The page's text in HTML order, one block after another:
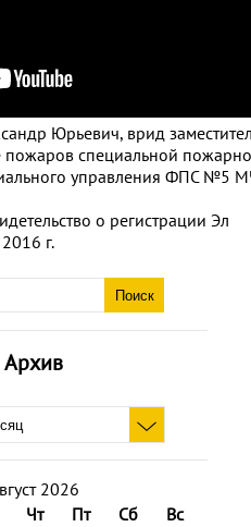
Архив
2026
Чт Пт Сб
Вс
Юрьевич, врид
пожаров специальной
управления ФПС №5
о регистрации Эл
г.